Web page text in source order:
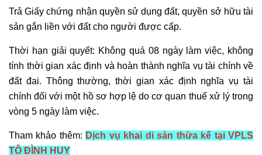
Luật
sư
sự
Tư
vấn
pháp
luật
sự
Trả Giấy chứng nhận quyền sử dụng đất, quyền sở hữu tài
sản gắn liền với đất cho người được cấp.
Thời hạn giải quyết: Không quá 08 ngày làm việc, không
tính thời gian xác định và hoàn thành nghĩa vụ tài chính về
đất đai. Thông thường, thời gian xác định nghĩa vụ tài
chính đối với một hồ sơ hợp lệ do cơ quan thuế xử lý trong
vòng 5 ngày làm việc.
Tham khảo thêm: Dịch vụ khai di sản thừa kế tại VPLS
TÔ ĐÌNH HUY